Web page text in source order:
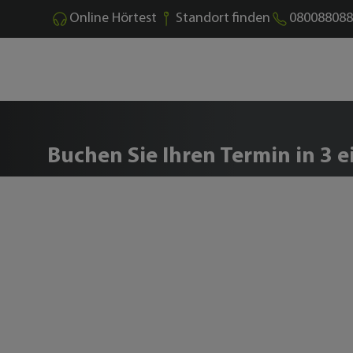
Online Hörtest Standort finden
Buchen Sie Ihren
Buchen Sie Ihren Termin in 3